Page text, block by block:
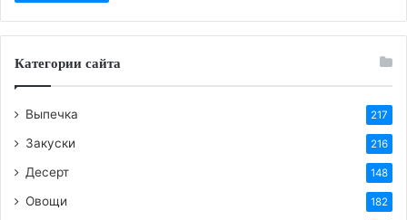
Категории сайта
Выпечка 217
Закуски 216
Десерт 148
Овощи 182